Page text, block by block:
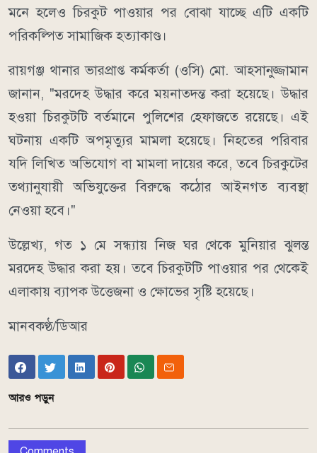
মনে হলেও চিরকুট পাওয়ার পর বোঝা যাচ্ছে এটি একটি
পরিকল্পিত সামাজিক হত্যাকাণ্ড।
রায়গঞ্জ থানার ভারপ্রাপ্ত কর্মকর্তা (ওসি) মো. আহসানুজ্জামান
জানান, "মরদেহ উদ্ধার করে ময়নাতদন্ত করা হয়েছে। উদ্ধার
হওয়া চিরকুটটি বর্তমানে পুলিশের হেফাজতে রয়েছে। এই
ঘটনায় একটি অপমৃত্যুর মামলা হয়েছে। নিহতের পরিবার
যদি লিখিত অভিযোগ বা মামলা দায়ের করে, তবে চিরকুটের
তথ্যানুযায়ী অভিযুক্তের বিরুদ্ধে কঠোর আইনগত ব্যবস্থা
নেওয়া হবে।"
উল্লেখ্য, গত ১ মে সন্ধ্যায় নিজ ঘর থেকে মুনিয়ার ঝুলন্ত
মরদেহ উদ্ধার করা হয়। তবে চিরকুটটি পাওয়ার পর থেকেই
এলাকায় ব্যাপক উত্তেজনা ও ক্ষোভের সৃষ্টি হয়েছে।
মানবকণ্ঠ/ডিআর
আরও পড়ুন